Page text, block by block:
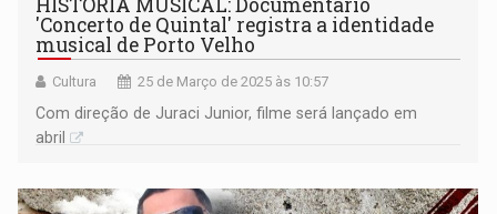
HISTÓRIA MUSICAL: Documentário
'Concerto de Quintal' registra a identidade
musical de Porto Velho
Cultura 25 de Março de 2025 às 10:57
Com direção de Juraci Junior, filme será lançado em
abril